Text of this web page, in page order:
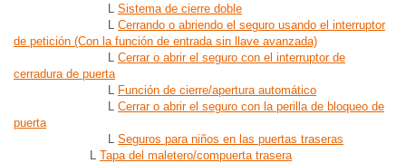
L Sistema de cierre doble
L Cerrando o abriendo el seguro usando el interruptor
de petición (Con la función de entrada sin llave avanzada)
L Cerrar o abrir el seguro con el interruptor de
cerradura de puerta
L Función de cierre/apertura automático
L Cerrar o abrir el seguro con la perilla de bloqueo de
puerta
L Seguros para niños en las puertas traseras
L Tapa del maletero/compuerta trasera